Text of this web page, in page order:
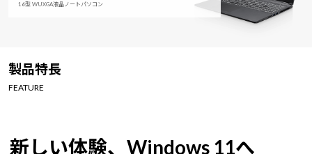
ワークステーション
Windows 11
スペック/パーツ別Windows 11|Copilot+ PC
16型 WUXGA液晶ノートパソコン
製品特長
FEATURE
新しい体験、Windows 11へ